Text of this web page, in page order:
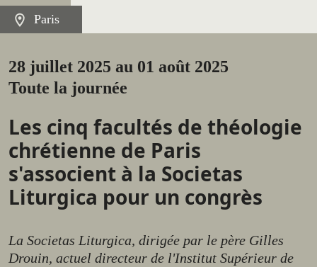
Paris
28 juillet 2025 au 01 août 2025
Toute la journée
Les cinq facultés de théologie
chrétienne de Paris
s'associent à la Societas
Liturgica pour un congrès
La Societas Liturgica, dirigée par le père Gilles
Drouin, actuel directeur de l'Institut Supérieur de